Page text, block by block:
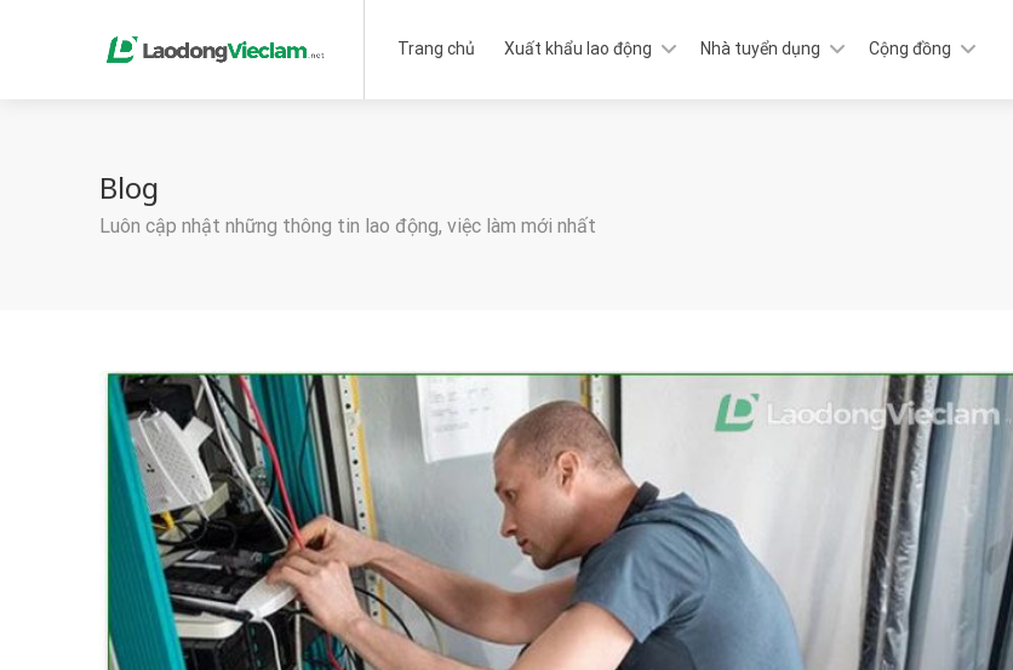
Trang chủ Xuất khẩu lao động Nhà tuyển dụng Cộng đồng
Blog
Luôn cập nhật những thông tin lao động, việc làm mới nhất